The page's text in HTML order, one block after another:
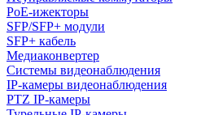
PoE-ижекторы
SFP/SFP+ модули
SFP+ кабель
Медиаконвертер
Системы видеонаблюдения
IP-камеры видеонаблюдения
PTZ IP-камеры